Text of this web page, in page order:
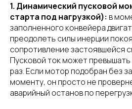
1. Динамический пусковой
старта под нагрузкой): в
заполненного конвейера
преодолеть силы инерции
сопротивление застоявшейся
Пусковой ток может превышать
раз. Если мотор подобран без
моменту, он просто не
аварийный останов по